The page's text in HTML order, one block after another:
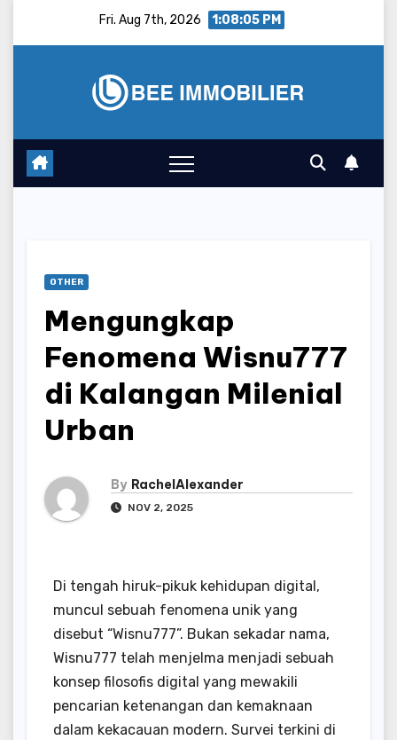
Fri. Aug 7th, 2026 1:08:06 PM
OTHER
Mengungkap
Fenomena Wisnu777
di Kalangan Milenial
Urban
By RachelAlexander
NOV 2, 2025
Di tengah hiruk-pikuk kehidupan digital,
muncul sebuah fenomena unik yang
disebut “Wisnu777”. Bukan sekadar nama,
Wisnu777 telah menjelma menjadi sebuah
konsep filosofis digital yang mewakili
pencarian ketenangan dan kemaknaan
dalam kekacauan modern. Survei terkini di